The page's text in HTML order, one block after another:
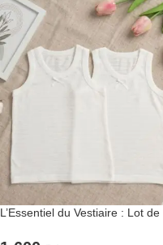
L’Essentiel du Vestiaire : Lot de